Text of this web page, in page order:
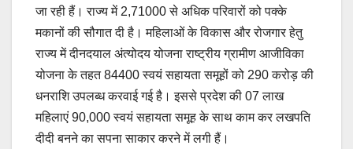
जा रही हैं। राज्य में 2,71000 से अधिक परिवारों को पक्के
मकानों की सौगात दी है। महिलाओं के विकास और रोजगार हेतु
राज्य में दीनदयाल अंत्योदय योजना राष्ट्रीय ग्रामीण आजीविका
योजना के तहत 84400 स्वयं सहायता समूहों को 290 करोड़ की
धनराशि उपलब्ध करवाई गई है। इससे प्रदेश की 07 लाख
महिलाएं 90,000 स्वयं सहायता समूह के साथ काम कर लखपति
दीदी बनने का सपना साकार करने में लगी हैं।